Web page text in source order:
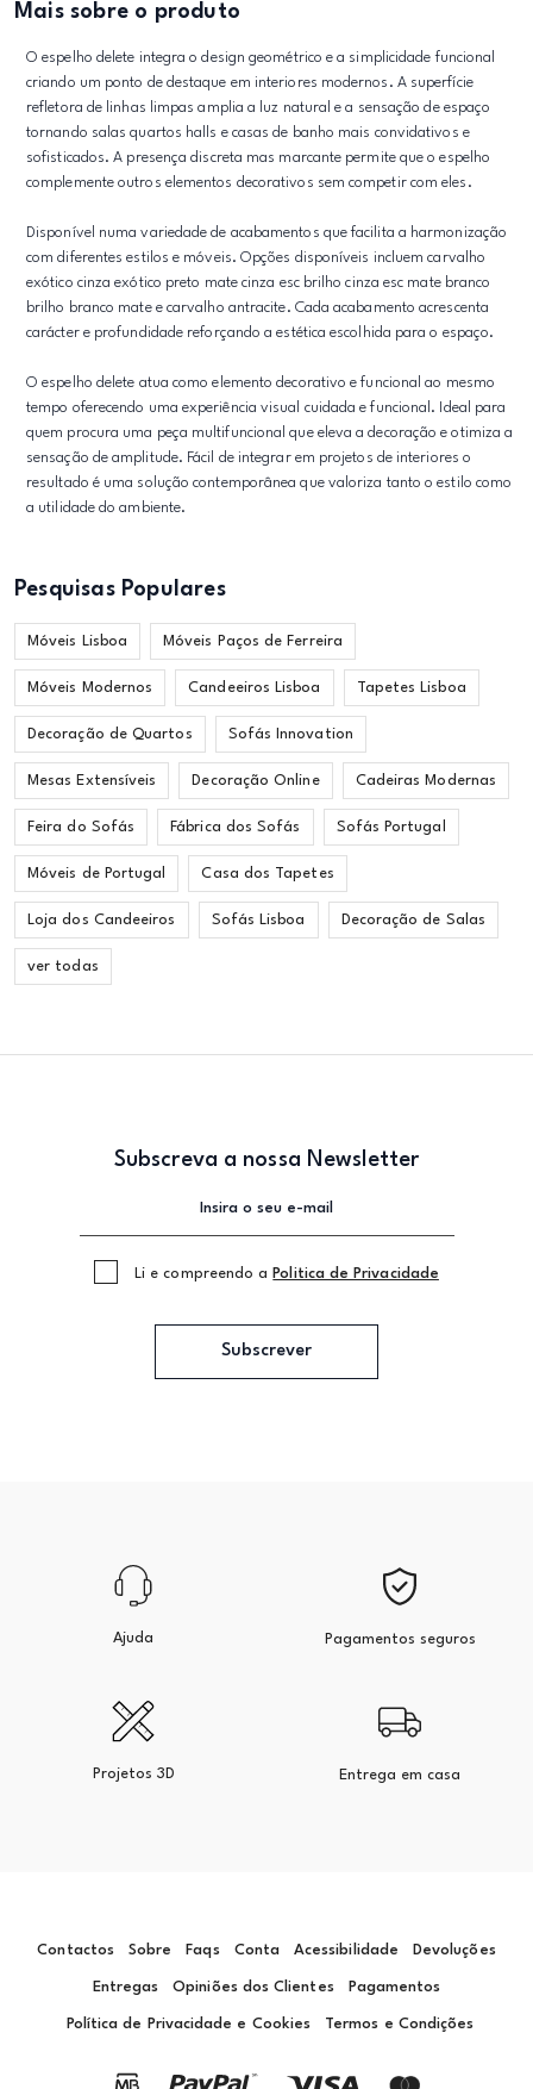
Mais sobre o produto
O espelho delete integra o design geométrico e a simplicidade funcional
criando um ponto de destaque em interiores modernos. A superfície
refletora de linhas limpas amplia a luz natural e a sensação de espaço
tornando salas quartos halls e casas de banho mais convidativos e
sofisticados. A presença discreta mas marcante permite que o espelho
complemente outros elementos decorativos sem competir com eles.
Disponível numa variedade de acabamentos que facilita a harmonização
com diferentes estilos e móveis. Opções disponíveis incluem carvalho
exótico cinza exótico preto mate cinza esc brilho cinza esc mate branco
brilho branco mate e carvalho antracite. Cada acabamento acrescenta
carácter e profundidade reforçando a estética escolhida para o espaço.
O espelho delete atua como elemento decorativo e funcional ao mesmo
tempo oferecendo uma experiência visual cuidada e funcional. Ideal para
quem procura uma peça multifuncional que eleva a decoração e otimiza a
sensação de amplitude. Fácil de integrar em projetos de interiores o
resultado é uma solução contemporânea que valoriza tanto o estilo como
a utilidade do ambiente.
Pesquisas Populares
Móveis Lisboa Móveis Paços de Ferreira
Móveis Modernos Candeeiros Lisboa Tapetes Lisboa
Decoração de Quartos Sofás Innovation
Mesas Extensíveis Decoração Online Cadeiras Modernas
Feira do Sofás Fábrica dos Sofás Sofás Portugal
Móveis de Portugal Casa dos Tapetes
Loja dos Candeeiros Sofás Lisboa Decoração de Salas
ver todas
Subscreva a nossa Newsletter
Li e compreendo a Politica de Privacidade
Subscrever
Ajuda Pagamentos seguros
Projetos 3D Entrega em casa
Contactos Sobre Faqs Conta Acessibilidade Devoluções
Entregas Opiniões dos Clientes Pagamentos
Política de Privacidade e Cookies Termos e Condições